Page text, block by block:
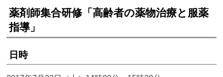
薬剤師集合研修「高齢者の薬物治療と服薬
指導」
日時